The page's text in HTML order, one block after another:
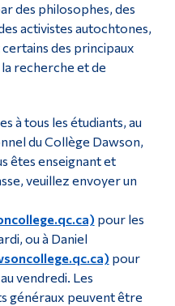
des philosophes, des
activistes autochtones,
des principaux
recherche et de
à tous les étudiants, au
du Collège Dawson,
êtes enseignant et
veuillez envoyer un
pour les
ou à Daniel
pour
vendredi. Les
généraux peuvent être